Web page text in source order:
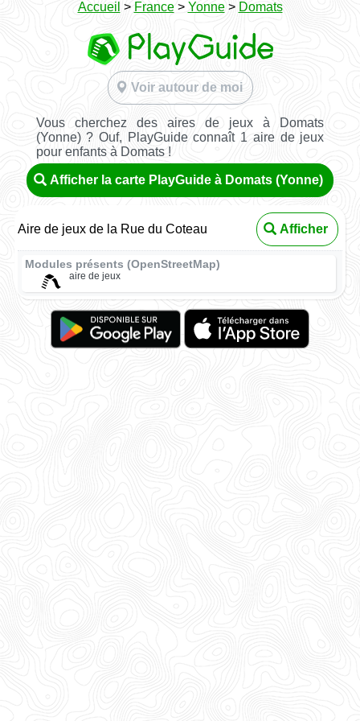
Accueil > France> Yonne> Domats
Voir autour de moi
Vous cherchez des aires de jeux à Domats
(Yonne) ? Ouf, PlayGuide connaît 1 aire de jeux
pour enfants à Domats !
Afficher la carte PlayGuide à Domats (Yonne)
Aire de jeux de la Rue du Coteau Afficher
Modules présents (OpenStreetMap)
aire de jeux